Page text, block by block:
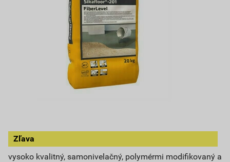
Zľava
vysoko kvalitný, samonivelačný, polymérmi modifikovaný a